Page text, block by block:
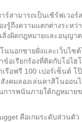
สามารถเป็นเซิร์ฟเวอ
ถึงความแตกต่างระหว่
งผิดกฎหมายและอนุญา
นอกชายฝั่งและเว็บไซ
อเรียกร้องที่ติดกับโอไ
อฟรี 100 เปอร์เซ็นต์ โ
คมลองเล่นคาสิโนออน
การพนันภายใต้กฎหมาย
คือเกมระดับส่วนตั